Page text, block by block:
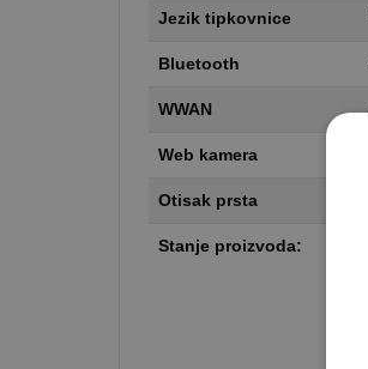
Jezik tipkovnice
Bluetooth
WWAN
Web kamera
Otisak prsta
Stanje proizvoda: